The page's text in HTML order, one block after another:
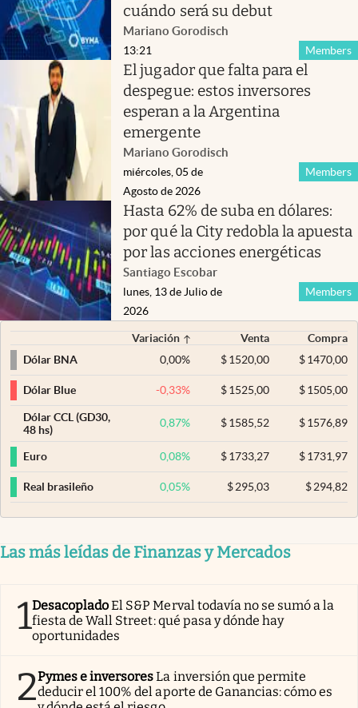
cuándo será su debut
Mariano Gorodisch
Members
13:21
El jugador que falta para el
despegue: estos inversores
esperan a la Argentina
emergente
Mariano Gorodisch
Members
miércoles, 05 de
Agosto de 2026
Hasta 62% de suba en dólares:
por qué la City redobla la apuesta
por las acciones energéticas
Santiago Escobar
Members
lunes, 13 de Julio de
2026
Variación Venta
Compra
Dólar BNA
0,00% $ 1520,00 $1470,00
Dólar Blue -0,33% $ 1525,00 $1505,00
Dólar CCL (GD30,
48 hs)
0,87% $ 1585,52 $1576,89
Euro 0,08% $ 1733,27 $1731,97
Real brasileño 0,05% $ 295,03 $294,82
Las más leídas de Finanzas y Mercados
1DesacopladoEl S&P Merval todavía no se sumó a la
fiesta de Wall Street: qué pasa y dónde hay
oportunidades
2Pymes e inversoresLa inversión que permite
deducir el 100% del aporte de Ganancias: cómo es